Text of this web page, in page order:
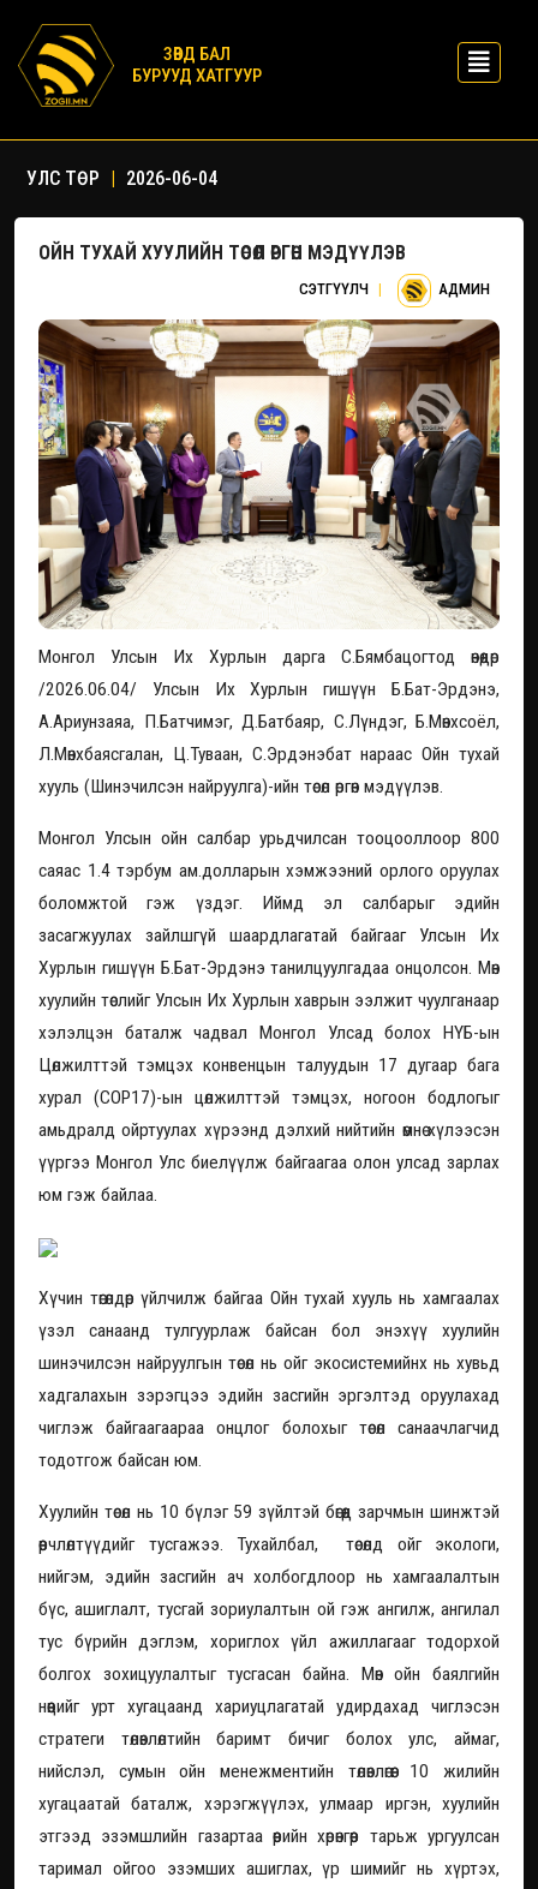
ЗӨВД БАЛ
БУРУУД ХАТГУУР
УЛС ТӨР | 2026-06-04
ОЙН ТУХАЙ ХУУЛИЙН ТӨСӨЛ ӨРГӨН МЭДҮҮЛЭВ
СЭТГҮҮЛЧ | АДМИН
Монгол Улсын Их Хурлын дарга С.Бямбацогтод өнөөдөр
/2026.06.04/ Улсын Их Хурлын гишүүн Б.Бат-Эрдэнэ,
А.Ариунзаяа, П.Батчимэг, Д.Батбаяр, С.Лүндэг, Б.Мөнхсоёл,
Л.Мөнхбаясгалан, Ц.Туваан, С.Эрдэнэбат нараас Ойн тухай
хууль (Шинэчилсэн найруулга)-ийн төсөл өргөн мэдүүлэв.
Монгол Улсын ойн салбар урьдчилсан тооцооллоор 800
саяас 1.4 тэрбум ам.долларын хэмжээний орлого оруулах
боломжтой гэж үздэг. Иймд эл салбарыг эдийн
засагжуулах зайлшгүй шаардлагатай байгааг Улсын Их
Хурлын гишүүн Б.Бат-Эрдэнэ танилцуулгадаа онцолсон. Мөн
хуулийн төслийг Улсын Их Хурлын хаврын ээлжит чуулганаар
хэлэлцэн баталж чадвал Монгол Улсад болох НҮБ-ын
Цөлжилттэй тэмцэх конвенцын талуудын 17 дугаар бага
хурал (COP17)-ын цөлжилттэй тэмцэх, ногоон бодлогыг
амьдралд ойртуулах хүрээнд дэлхий нийтийн өмнө хүлээсэн
үүргээ Монгол Улс биелүүлж байгаагаа олон улсад зарлах
юм гэж байлаа.
Хүчин төгөлдөр үйлчилж байгаа Ойн тухай хууль нь хамгаалах
үзэл санаанд тулгуурлаж байсан бол энэхүү хуулийн
шинэчилсэн найруулгын төсөл нь ойг экосистемийнх нь хувьд
хадгалахын зэрэгцээ эдийн засгийн эргэлтэд оруулахад
чиглэж байгаагаараа онцлог болохыг төсөл санаачлагчид
тодотгож байсан юм.
Хуулийн төсөл нь 10 бүлэг 59 зүйлтэй бөгөөд зарчмын шинжтэй
өөрчлөлтүүдийг тусгажээ. Тухайлбал, төсөлд ойг экологи,
нийгэм, эдийн засгийн ач холбогдлоор нь хамгаалалтын
бүс, ашиглалт, тусгай зориулалтын ой гэж ангилж, ангилал
тус бүрийн дэглэм, хориглох үйл ажиллагааг тодорхой
болгох зохицуулалтыг тусгасан байна. Мөн ойн баялгийн
нөөцийг урт хугацаанд хариуцлагатай удирдахад чиглэсэн
стратеги төлөвлөлтийн баримт бичиг болох улс, аймаг,
нийслэл, сумын ойн менежментийн төлөвлөгөөг 10 жилийн
хугацаатай баталж, хэрэгжүүлэх, улмаар иргэн, хуулийн
этгээд эзэмшлийн газартаа өөрийн хөрөнгөөр тарьж ургуулсан
таримал ойгоо эзэмших ашиглах, үр шимийг нь хүртэх,